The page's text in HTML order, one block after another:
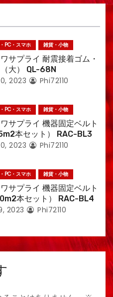
PC・スマホ 雑貨・小物
サプライ 耐震接着ゴム・
大） QL-68N
2023 Phi72110
PC・スマホ 雑貨・小物
サプライ 機器固定ベルト
本セット） RAC-BL3
2023 Phi72110
PC・スマホ 雑貨・小物
サプライ 機器固定ベルト
本セット） RAC-BL4
2023 Phi72110